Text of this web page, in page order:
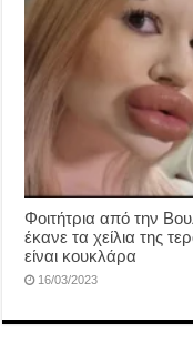
Φοιτήτρια από την
έκανε τα χείλια της
είναι κουκλάρα
16/03/2023